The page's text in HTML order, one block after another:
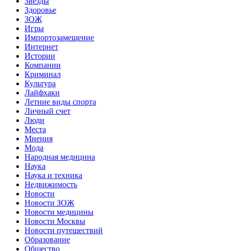
Здоровье
ЗОЖ
Игры
Импортозамещение
Интернет
Истории
Компании
Криминал
Культура
Лайфхаки
Летние виды спорта
Личный счет
Люди
Места
Мнения
Мода
Народная медицина
Наука
Наука и техника
Недвижимость
Новости
Новости ЗОЖ
Новости медицины
Новости Москвы
Новости путешествий
Образование
Общество